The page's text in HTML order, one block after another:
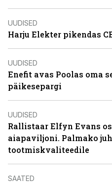
UUDISED
Harju Elekter pikendas
UUDISED
Enefit avas Poolas oma
päikesepargi
UUDISED
Rallistaar Elfyn Evans
aiapaviljoni. Palmako
tootmiskvaliteedile
SAATED